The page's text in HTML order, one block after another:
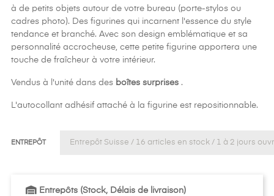
à de petits objets autour de votre bureau (porte-stylos ou
cadres photo). Des figurines qui incarnent l'essence du style
tendance et branché. Avec son design emblématique et sa
personnalité accrocheuse, cette petite figurine apportera une
touche de fraîcheur à votre intérieur.
Vendus à l'unité dans des boîtes surprises .
L'autocollant adhésif attaché à la figurine est repositionnable.
ENTREPÔT
Entrepôts (Stock, Délais de livraison)